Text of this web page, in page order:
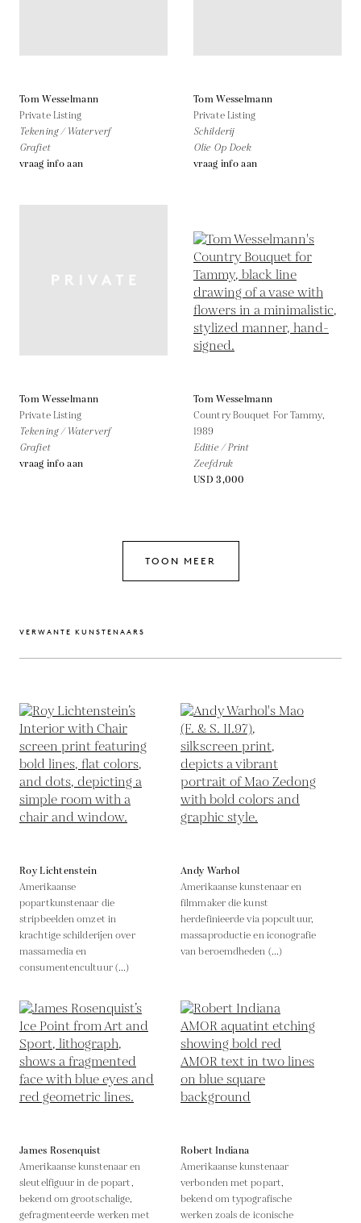
Tom Wesselmann
Private Listing
Tekening / Waterverf
Grafiet
vraag info aan
Tom Wesselmann
Private Listing
Schilderij
Olie Op Doek
vraag info aan
Tom Wesselmann
Private Listing
Tekening / Waterverf
Grafiet
vraag info aan
Tom Wesselmann
Country Bouquet For Tammy,
1989
Editie / Print
Zeefdruk
USD 3,000
TOON MEER
VERWANTE KUNSTENAARS
Roy Lichtenstein
Amerikaanse
popartkunstenaar die
stripbeelden omzet in
krachtige schilderijen over
massamedia en
consumentencultuur (...)
Andy Warhol
Amerikaanse kunstenaar en
filmmaker die kunst
herdefinieerde via popcultuur,
massaproductie en iconografie
van beroemdheden (...)
James Rosenquist
Amerikaanse kunstenaar en
sleutelfiguur in de popart,
bekend om grootschalige,
gefragmenteerde werken met
Robert Indiana
Amerikaanse kunstenaar
verbonden met popart,
bekend om typografische
werken zoals de iconische